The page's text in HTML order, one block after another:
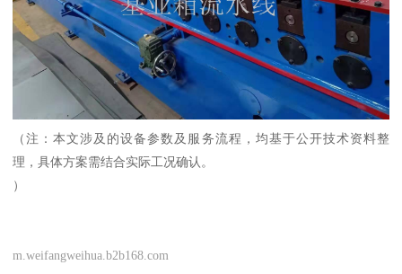
（注：本文涉及的设备参数及服务流程，均基于公开技术资料整
理，具体方案需结合实际工况确认。
）
m.weifangweihua.b2b168.com